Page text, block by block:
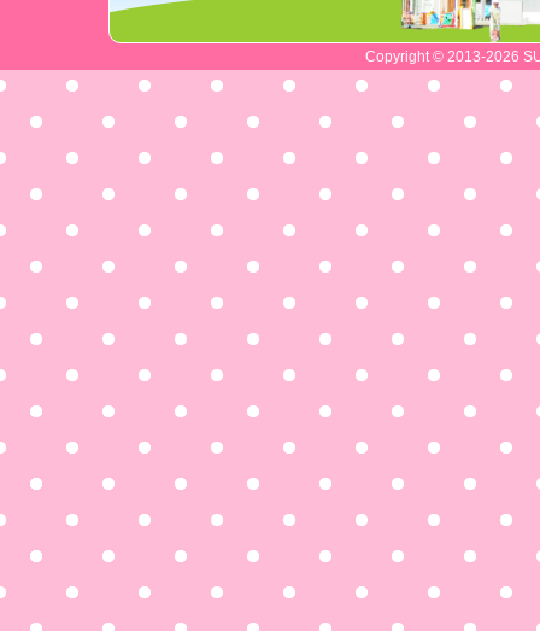
Copyright © 2013-2026